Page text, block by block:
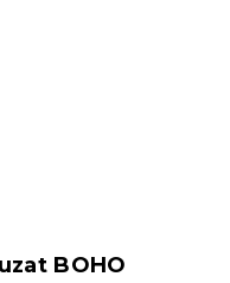
BOHO